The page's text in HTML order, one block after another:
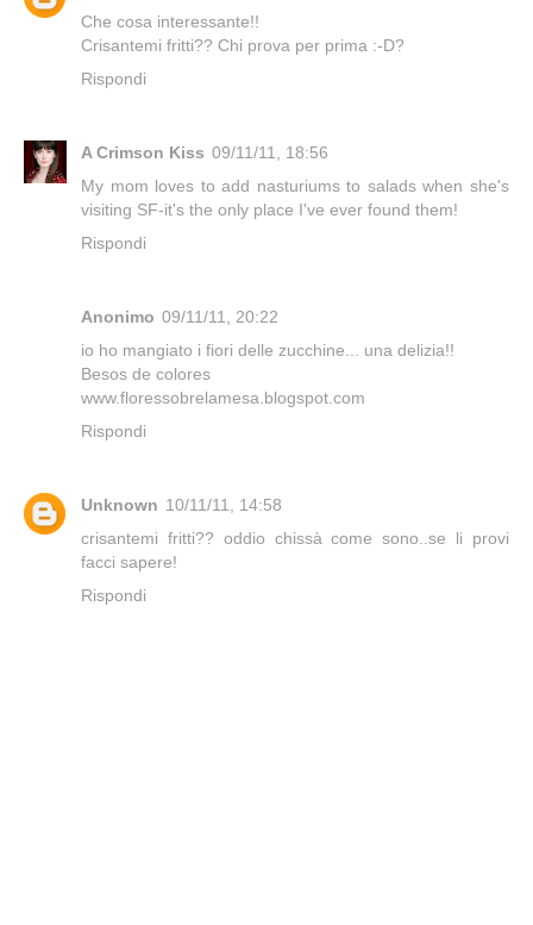
Che cosa interessante!!
Crisantemi fritti?? Chi prova per prima :-D?
Rispondi
A Crimson Kiss 09/11/11, 18:56
My mom loves to add nasturiums to salads when she's
visiting SF-it's the only place I've ever found them!
Rispondi
Anonimo 09/11/11, 20:22
io ho mangiato i fiori delle zucchine... una delizia!!
Besos de colores
www.floressobrelamesa.blogspot.com
Rispondi
Unknown 10/11/11, 14:58
crisantemi fritti?? oddio chissà come sono..se li provi
facci sapere!
Rispondi